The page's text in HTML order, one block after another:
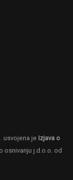
usvojena je Izjava o
osnivanju j.d.o.o. od